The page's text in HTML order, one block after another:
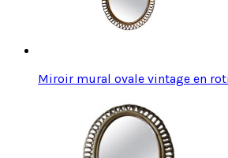
Miroir mural ovale vintage en